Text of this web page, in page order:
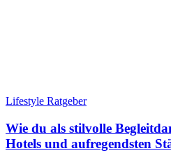
Lifestyle Ratgeber
Wie du als stilvolle
Hotels und aufregendsten